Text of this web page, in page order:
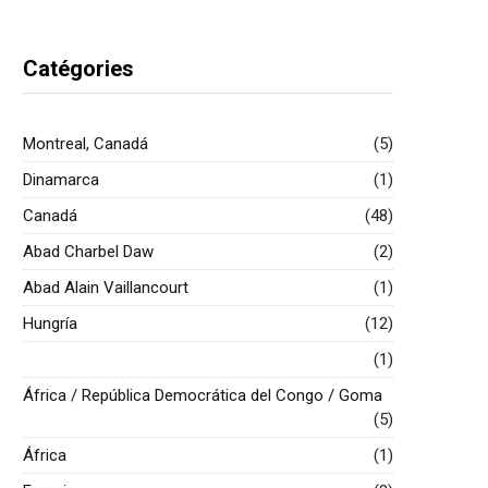
Catégories
Montreal, Canadá
(5)
Dinamarca
(1)
Canadá
(48)
Abad Charbel Daw
(2)
Abad Alain Vaillancourt
(1)
Hungría
(12)
(1)
África / República Democrática del Congo / Goma
(5)
África
(1)